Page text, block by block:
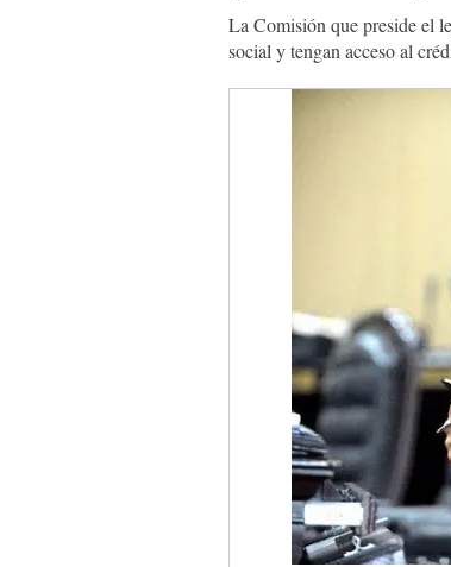
La Comisión que preside el
social y tengan acceso al